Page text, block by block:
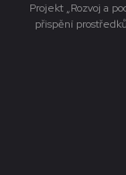
Projekt „Rozvoj a
přispění